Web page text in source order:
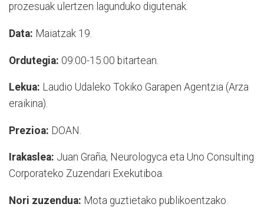
prozesuak ulertzen lagunduko digutenak.
Data: Maiatzak 19.
Ordutegia: 09:00-15:00 bitartean.
Lekua: Laudio Udaleko Tokiko Garapen Agentzia (Arza
eraikina).
Prezioa: DOAN.
Irakaslea: Juan Graña, Neurologyca eta Uno Consulting
Corporateko Zuzendari Exekutiboa.
Nori zuzendua: Mota guztietako publikoentzako.